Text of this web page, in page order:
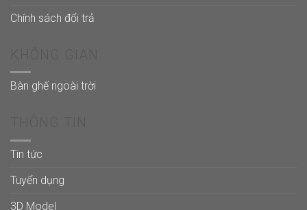
Chính sách đổi trả
Bàn ghế ngoài trời
Tin tức
Tuyển dụng
3D Model